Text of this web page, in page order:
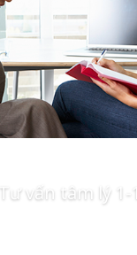
Tư vấn tâm lý 1-1